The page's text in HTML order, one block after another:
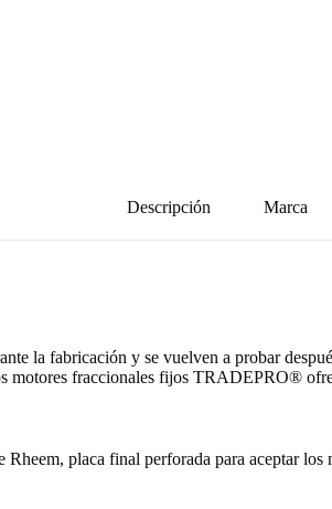
Descripción Marca
la fabricación y se vuelven a probar
fraccionales fijos TRADEPRO®
placa final perforada para aceptar los